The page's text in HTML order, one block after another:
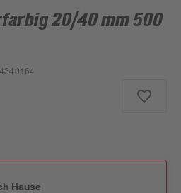
20/40 mm 500
4340164
Hause